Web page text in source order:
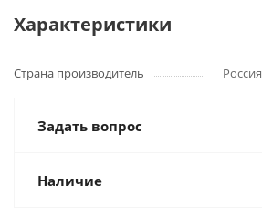
Характеристики
Страна производитель Россия
Задать вопрос
Наличие